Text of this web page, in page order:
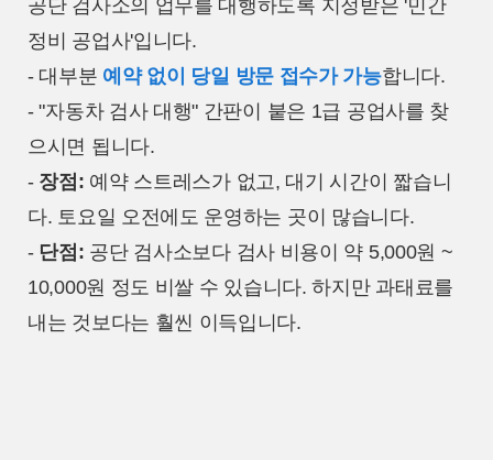
공단 검사소의 업무를 대행하도록 지정받은 '민간
정비 공업사'입니다.
- 대부분 예약 없이 당일 방문 접수가 가능합니다.
- "자동차 검사 대행" 간판이 붙은 1급 공업사를 찾
으시면 됩니다.
- 장점: 예약 스트레스가 없고, 대기 시간이 짧습니
다. 토요일 오전에도 운영하는 곳이 많습니다.
- 단점: 공단 검사소보다 검사 비용이 약 5,000원 ~
10,000원 정도 비쌀 수 있습니다. 하지만 과태료를
내는 것보다는 훨씬 이득입니다.